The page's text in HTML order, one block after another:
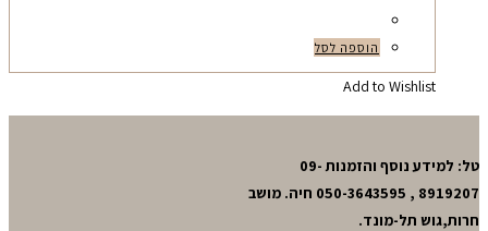
הוספה לסל
Add to Wishlist
טל: למידע נוסף והזמנות 09-
8919207 , 050-3643595 חיה. מושב
חרות,גוש תל-מונד.